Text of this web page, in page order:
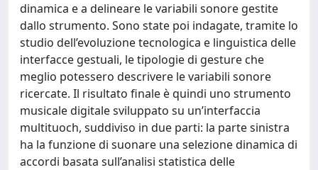
dinamica e a delineare le variabili sonore gestite
dallo strumento. Sono state poi indagate, tramite lo
studio dell’evoluzione tecnologica e linguistica delle
interfacce gestuali, le tipologie di gesture che
meglio potessero descrivere le variabili sonore
ricercate. Il risultato finale è quindi uno strumento
musicale digitale sviluppato su un’interfaccia
multituoch, suddiviso in due parti: la parte sinistra
ha la funzione di suonare una selezione dinamica di
accordi basata sull’analisi statistica delle